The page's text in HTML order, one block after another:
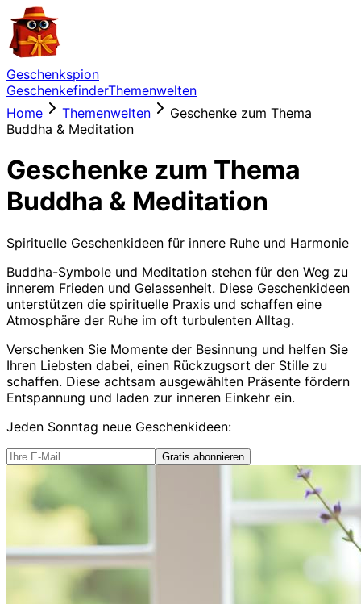
Geschenkspion
GeschenkefinderThemenwelten
Home
Themenwelten
Geschenke zum Thema
Buddha & Meditation
Geschenke zum Thema
Buddha & Meditation
Spirituelle Geschenkideen für innere Ruhe und Harmonie
Buddha-Symbole und Meditation stehen für den Weg zu
innerem Frieden und Gelassenheit. Diese Geschenkideen
unterstützen die spirituelle Praxis und schaffen eine
Atmosphäre der Ruhe im oft turbulenten Alltag.
Verschenken Sie Momente der Besinnung und helfen Sie
Ihren Liebsten dabei, einen Rückzugsort der Stille zu
schaffen. Diese achtsam ausgewählten Präsente fördern
Entspannung und laden zur inneren Einkehr ein.
Jeden Sonntag neue Geschenkideen:
Gratis abonnieren